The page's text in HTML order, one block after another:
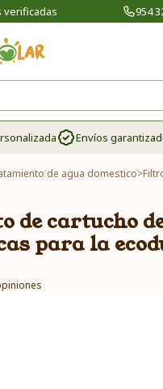
verificadas 954
Envíos
de agua domestico>
de cartucho
para la